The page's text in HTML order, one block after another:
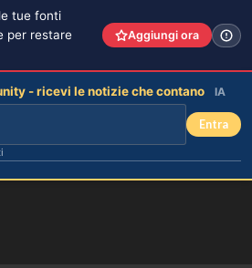
tue fonti
per restare
Aggiungi ora
- ricevi le notizie che contano IA
Entra